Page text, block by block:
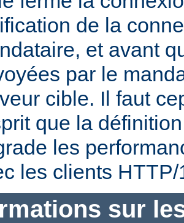
de la
et avant
par le
cible. Il faut
que la
les
les clients HTTP/
sur